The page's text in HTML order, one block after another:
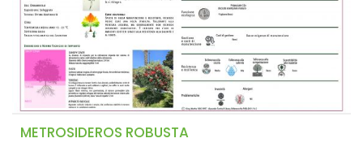
METROSIDEROS ROBUSTA